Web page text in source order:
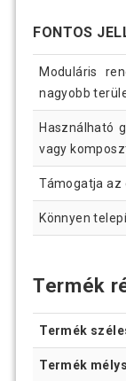
FONTOS
Moduláris
nagyobb
Használható
vagy
Támogatja az
Könnyen
Termék
Termék
Termék